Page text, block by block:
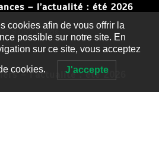
– l’actualité : été 2026
3 052 words
– l’actualité : été 2026
cookies afin de vous offrir la
possible sur notre site. En
sur ce site, vous acceptez
cookies. J'accepte